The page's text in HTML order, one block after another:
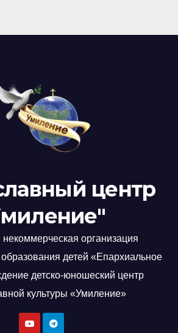
центр
организация
детей «Епархиальное
детско-юношеский центр
культуры «Умиление»